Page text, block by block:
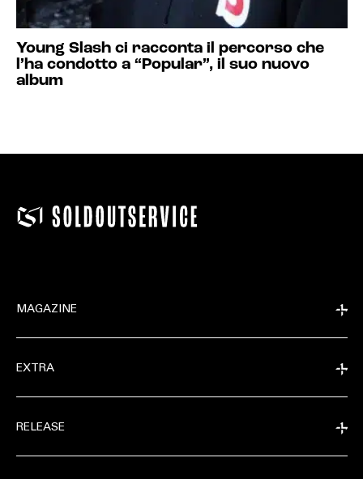
Young Slash ci racconta il percorso che
l’ha condotto a “Popular”, il suo nuovo
album
MAGAZINE
EXTRA
RELEASE